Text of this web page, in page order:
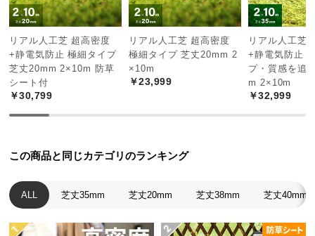
入
経
路
に
つ
い
て
品・
ャ
ン
ル
リアル人工芝 超高密度
+静電気防止 極細タイプ
芝丈20mm 2×10m 防草
シート付
￥30,799
リアル人工芝 超高密度
極細タイプ 芝丈20mm 2
×10m
￥23,999
リアル人工芝
+静電気防止
プ・質感を追
m 2×10m
￥32,999
この商品と同じカテゴリのランキング
ALL 芝丈35mm 芝丈20mm 芝丈38mm 芝丈40mm